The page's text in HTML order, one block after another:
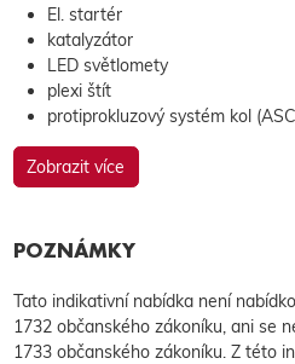
El. startér
katalyzátor
LED světlomety
plexi štít
protiprokluzový systém kol
Zobrazit více
POZNÁMKY
Tato indikativní nabídka není
1732 občanského zákoníku, ani se
1733 občanského zákoníku. Z této